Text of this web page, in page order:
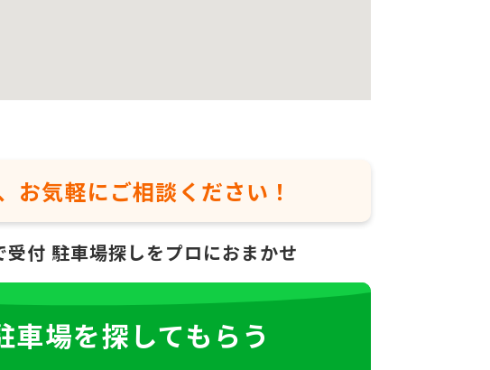
お気軽にご相談ください！
受付 駐車場探しをプロにおまかせ
車場を探してもらう